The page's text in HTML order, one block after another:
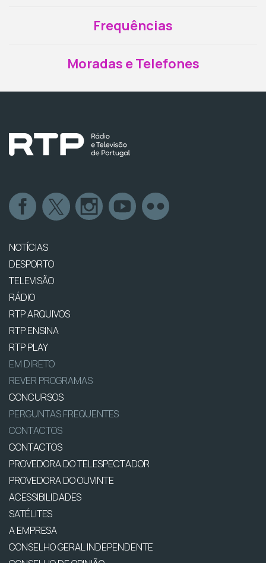
Frequências
Moradas e Telefones
NOTÍCIAS
DESPORTO
TELEVISÃO
RÁDIO
RTP ARQUIVOS
RTP ENSINA
RTP PLAY
EM DIRETO
REVER PROGRAMAS
CONCURSOS
PERGUNTAS FREQUENTES
CONTACTOS
CONTACTOS
PROVEDORA DO TELESPECTADOR
PROVEDORA DO OUVINTE
ACESSIBILIDADES
SATÉLITES
A EMPRESA
CONSELHO GERAL INDEPENDENTE